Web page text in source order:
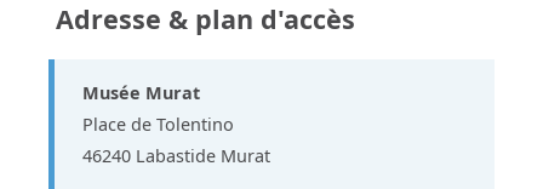
Adresse & plan d'accès
Musée Murat
Place de Tolentino
46240 Labastide Murat